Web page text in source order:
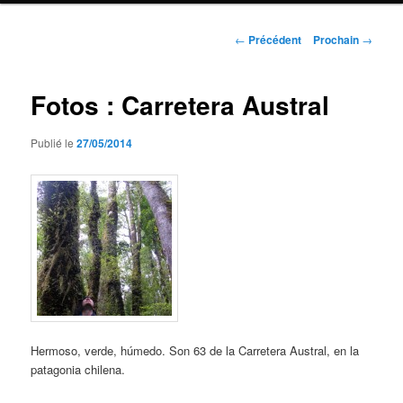
Navigation
← Précédent Prochain →
Fotos : Carretera Austral
Publié le27/05/2014
Hermoso, verde, húmedo. Son 63 de la Carretera Austral, en la
patagonia chilena.